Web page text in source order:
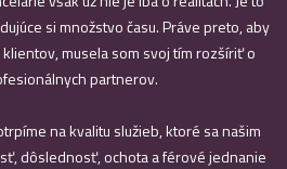
si množstvo času. Práve preto, aby
musela som svoj tím rozšíriť o
partnerov.
na kvalitu služieb, ktoré sa našim
dôslednosť, ochota a férové jednanie